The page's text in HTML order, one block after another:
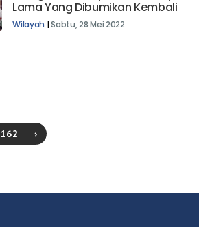
Lama Yang Dibumikan Kembali
Wilayah |Sabtu, 28 Mei 2022
162 ›